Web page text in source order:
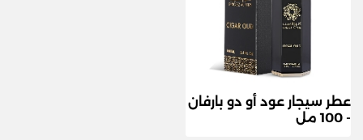
عطر سيجار عود أو دو بارفان
- 100 مل